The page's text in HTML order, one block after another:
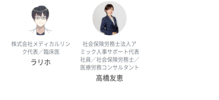
株式会社メディカルリン
ク代表／臨床医
ラリホ
社会保険労務士法人ア
ミック人事サポート代表
社員／社会保険労務士／
医療労務コンサルタント
高橋友恵